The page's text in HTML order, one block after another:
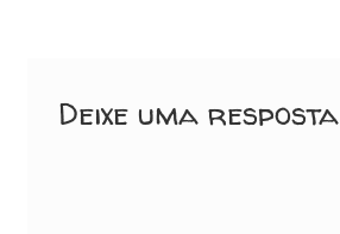
Deixe uma resposta